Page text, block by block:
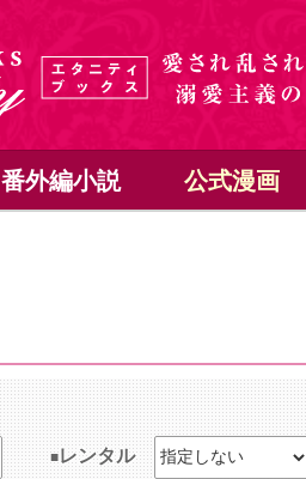
番外編小説 公式漫画
レンタル